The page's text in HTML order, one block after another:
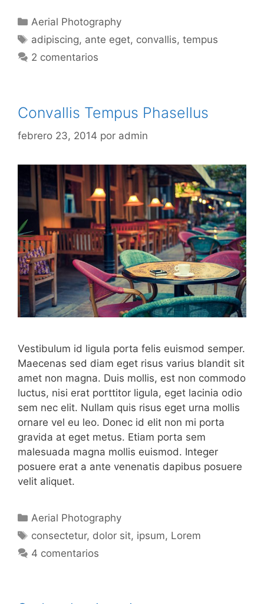
Categorías
Aerial Photography
Etiquetas
adipiscing, ante eget, convallis,tempus
2 comentarios
Convallis Tempus Phasellus
febrero 23, 2014 por admin
Vestibulum id ligula porta felis euismod semper.
Maecenas sed diam eget risus varius blandit sit
amet non magna. Duis mollis, est non commodo
luctus, nisi erat porttitor ligula, eget lacinia odio
sem nec elit. Nullam quis risus eget urna mollis
ornare vel eu leo. Donec id elit non mi porta
gravida at eget metus. Etiam porta sem
malesuada magna mollis euismod. Integer
posuere erat a ante venenatis dapibus posuere
velit aliquet.
Categorías
Aerial Photography
Etiquetas
consectetur, dolor sit, ipsum, Lorem
4 comentarios